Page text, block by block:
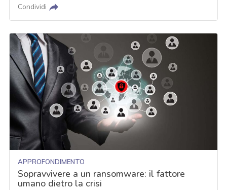
Condividi
APPROFONDIMENTO
Sopravvivere a un ransomware: il fattore
umano dietro la crisi